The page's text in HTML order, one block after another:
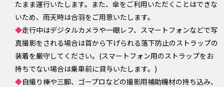
たまま運行いたします。また、傘をご利用いただくことはできな
いため、雨天時は合羽をご用意いたします。
◆走行中はデジタルカメラや一眼レフ、スマートフォンなどで写
真撮影をされる場合は首から下げられる落下防止のストラップの
装着を厳守してください。(スマートフォン用のストラップをお
持ちでない場合は乗車前に貸与いたします。)
◆自撮り棒や三脚、ゴープロなどの撮影用補助機材の持ち込み、